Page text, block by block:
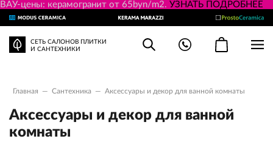
ВАУ-цены: керамогранит от 65byn/m2. УЗНАТЬ ПОДРОБНЕЕ
СЕТЬ САЛОНОВ ПЛИТКИ
И САНТЕХНИКИ
Главная — Сантехника — Аксессуары и декор для ванной комнаты
Аксессуары и декор для ванной
комнаты